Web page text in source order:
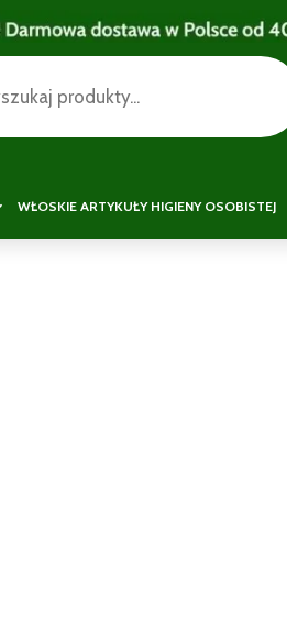
WŁOSKIE ARTYKUŁY HIGIENY OSOBISTEJ